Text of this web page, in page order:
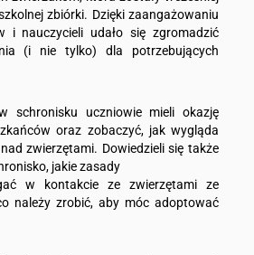
zbiórki. Dzięki zaangażowaniu
i nauczycieli udało się zgromadzić
(i nie tylko) dla potrzebujących
schronisku uczniowie mieli okazję
oraz zobaczyć, jak wygląda
zwierzętami. Dowiedzieli się także
jakie zasady
w kontakcie ze zwierzętami ze
należy zrobić, aby móc adoptować